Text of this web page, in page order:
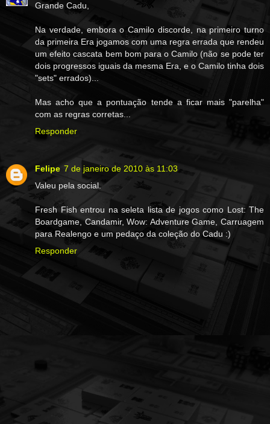
Grande Cadu,
Na verdade, embora o Camilo discorde, na primeiro turno
da primeira Era jogamos com uma regra errada que rendeu
um efeito cascata bem bom para o Camilo (não se pode ter
dois progressos iguais da mesma Era, e o Camilo tinha dois
"sets" errados)...
Mas acho que a pontuação tende a ficar mais "parelha"
com as regras corretas...
Responder
Felipe 7 de janeiro de 2010 às 11:03
Valeu pela social.
Fresh Fish entrou na seleta lista de jogos como Lost: The
Boardgame, Candamir, Wow: Adventure Game, Carruagem
para Realengo e um pedaço da coleção do Cadu :)
Responder